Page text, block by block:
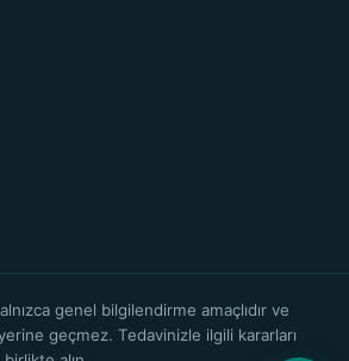
genel bilgilendirme amaçlıdır ve
geçmez. Tedavinizle ilgili kararları